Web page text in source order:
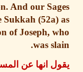
son. Andour
Sukkah
son of Joseph,
was
انها عن المسيح